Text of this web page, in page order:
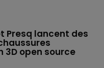
Presq lancent des
3D open source